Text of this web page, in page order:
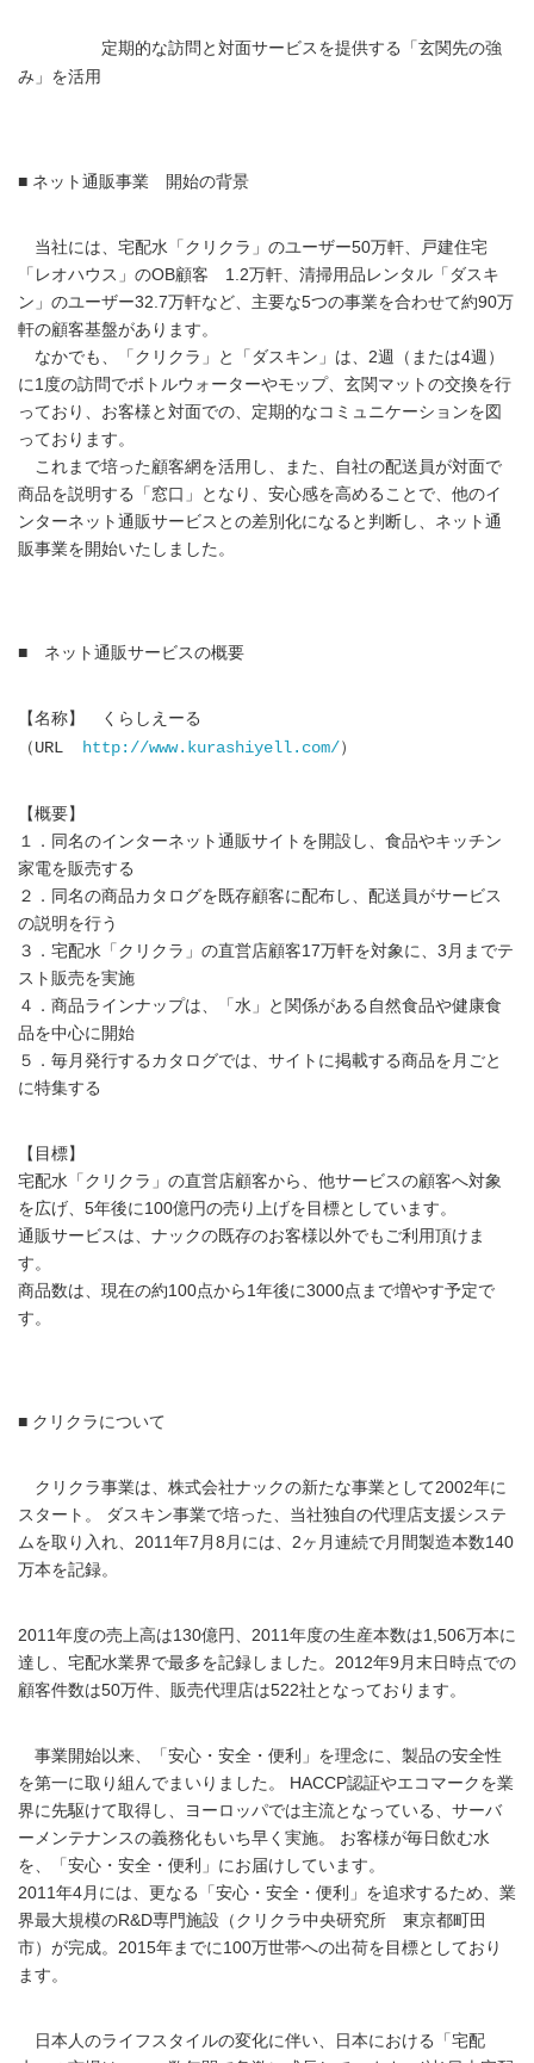
定期的な訪問と対面サービスを提供する「玄関先の強
み」を活用
■ ネット通販事業 開始の背景
当社には、宅配水「クリクラ」のユーザー50万軒、戸建住宅
「レオハウス」のOB顧客 1.2万軒、清掃用品レンタル「ダスキ
ン」のユーザー32.7万軒など、主要な5つの事業を合わせて約90万
軒の顧客基盤があります。
なかでも、「クリクラ」と「ダスキン」は、2週（または4週）
に1度の訪問でボトルウォーターやモップ、玄関マットの交換を行
っており、お客様と対面での、定期的なコミュニケーションを図
っております。
これまで培った顧客網を活用し、また、自社の配送員が対面で
商品を説明する「窓口」となり、安心感を高めることで、他のイ
ンターネット通販サービスとの差別化になると判断し、ネット通
販事業を開始いたしました。
■ ネット通販サービスの概要
【名称】 くらしえーる
（URL http://www.kurashiyell.com/ ）
【概要】
１．同名のインターネット通販サイトを開設し、食品やキッチン
家電を販売する
２．同名の商品カタログを既存顧客に配布し、配送員がサービス
の説明を行う
３．宅配水「クリクラ」の直営店顧客17万軒を対象に、3月までテ
スト販売を実施
４．商品ラインナップは、「水」と関係がある自然食品や健康食
品を中心に開始
５．毎月発行するカタログでは、サイトに掲載する商品を月ごと
に特集する
【目標】
宅配水「クリクラ」の直営店顧客から、他サービスの顧客へ対象
を広げ、5年後に100億円の売り上げを目標としています。
通販サービスは、ナックの既存のお客様以外でもご利用頂けま
す。
商品数は、現在の約100点から1年後に3000点まで増やす予定で
す。
■ クリクラについて
クリクラ事業は、株式会社ナックの新たな事業として2002年に
スタート。 ダスキン事業で培った、当社独自の代理店支援システ
ムを取り入れ、2011年7月8月には、2ヶ月連続で月間製造本数140
万本を記録。
2011年度の売上高は130億円、2011年度の生産本数は1,506万本に
達し、宅配水業界で最多を記録しました。2012年9月末日時点での
顧客件数は50万件、販売代理店は522社となっております。
事業開始以来、「安心・安全・便利」を理念に、製品の安全性
を第一に取り組んでまいりました。 HACCP認証やエコマークを業
界に先駆けて取得し、ヨーロッパでは主流となっている、サーバ
ーメンテナンスの義務化もいち早く実施。 お客様が毎日飲む水
を、「安心・安全・便利」にお届けしています。
2011年4月には、更なる「安心・安全・便利」を追求するため、業
界最大規模のR&D専門施設（クリクラ中央研究所 東京都町田
市）が完成。2015年までに100万世帯への出荷を目標としており
ます。
日本人のライフスタイルの変化に伴い、日本における「宅配